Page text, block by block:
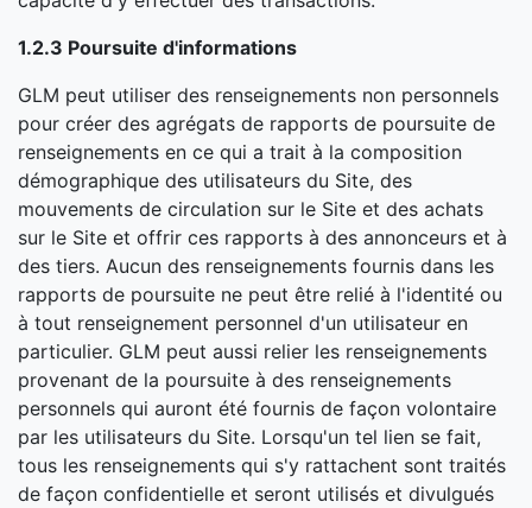
1.2.3 Poursuite d'informations
GLM peut utiliser des renseignements non personnels
pour créer des agrégats de rapports de poursuite de
renseignements en ce qui a trait à la composition
démographique des utilisateurs du Site, des
mouvements de circulation sur le Site et des achats
sur le Site et offrir ces rapports à des annonceurs et à
des tiers. Aucun des renseignements fournis dans les
rapports de poursuite ne peut être relié à l'identité ou
à tout renseignement personnel d'un utilisateur en
particulier. GLM peut aussi relier les renseignements
provenant de la poursuite à des renseignements
personnels qui auront été fournis de façon volontaire
par les utilisateurs du Site. Lorsqu'un tel lien se fait,
tous les renseignements qui s'y rattachent sont traités
de façon confidentielle et seront utilisés et divulgués